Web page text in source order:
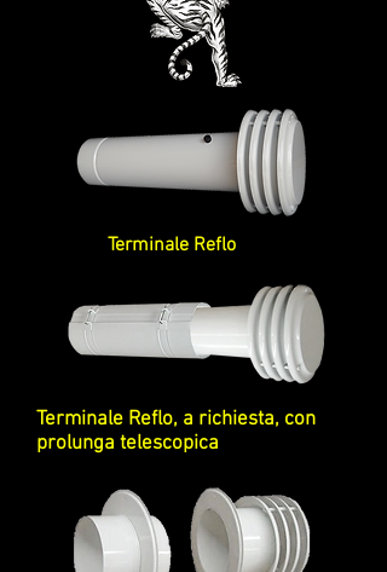
Terminale Reflo
Terminale Reflo, a richiesta, con
prolunga telescopica